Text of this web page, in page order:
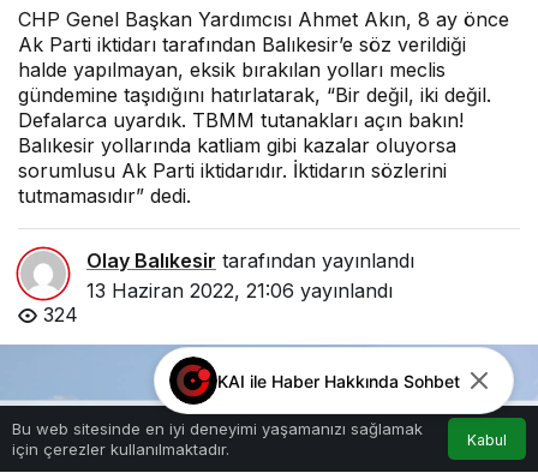
CHP Genel Başkan Yardımcısı Ahmet Akın, 8 ay önce
Ak Parti iktidarı tarafından Balıkesir’e söz verildiği
halde yapılmayan, eksik bırakılan yolları meclis
gündemine taşıdığını hatırlatarak, “Bir değil, iki değil.
Defalarca uyardık. TBMM tutanakları açın bakın!
Balıkesir yollarında katliam gibi kazalar oluyorsa
sorumlusu Ak Parti iktidarıdır. İktidarın sözlerini
tutmamasıdır” dedi.
Olay Balıkesir tarafından yayınlandı
13 Haziran 2022, 21:06 yayınlandı
324
Bu web sitesinde en iyi deneyimi yaşamanızı sağlamak
için çerezler kullanılmaktadır.
Kabul
Anasayfa
KAI ile Haber Hakkında Sohbet